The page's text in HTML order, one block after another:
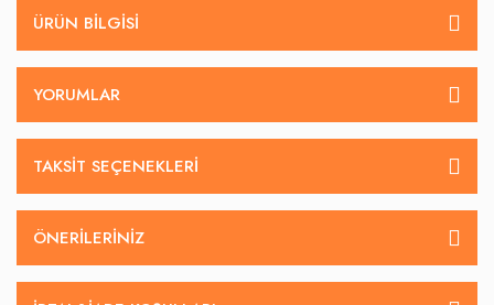
ÜRÜN BILGISI
YORUMLAR
TAKSIT SEÇENEKLERI
ÖNERILERINIZ